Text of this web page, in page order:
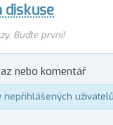
diskuse
Buďte první!
nebo komentář
nepřihlášených